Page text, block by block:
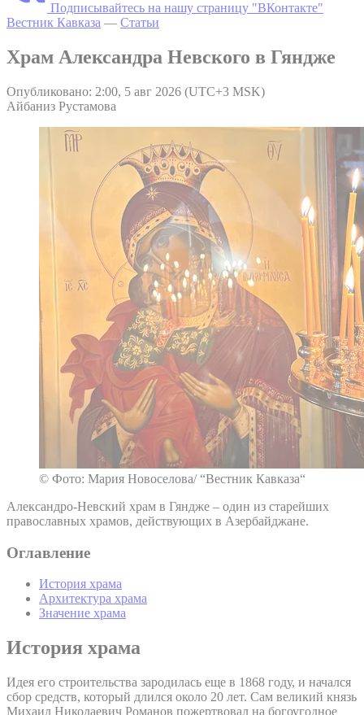
Подписывайтесь на нашу страницу "ВКонтакте"
Вестник Кавказа — Статьи
Храм Александра Невского в Гяндже
Опубликовано: 2:00, 5 авг 2026 (UTC+3 MSK)
Айбаниз Рустамова
© Фото: Мария Новоселова/ “Вестник Кавказа“
Александро-Невский храм в Гяндже – один из старейших
православных храмов, действующих в Азербайджане.
Оглавление
История храма
Архитектура храма
Значение храма
История храма
Идея его строительства зародилась еще в 1868 году, и начался
сбор средств, который длился около 20 лет. Сам великий князь
Михаил Николаевич Романов пожертвовал на богоугодное